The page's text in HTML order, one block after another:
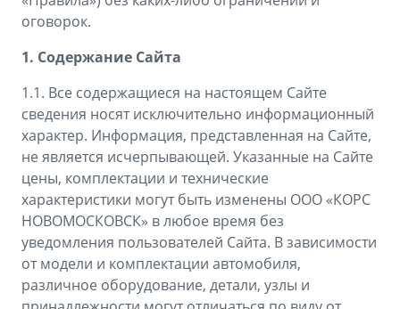
от 3 429 990 ₽* от 4 349 990 ₽*
PREFACE
от 3 079 990 ₽*
GEELY EX5
от 3 769 990 ₽*
Аксессуары
ФИНАНСЫ И УСЛУГИ
Автокредит
Расчет КАСКО
Страхование
GEELY Лизинг
Советы по эксплуатации
ПОДДЕРЖКА
Помощь на дорогах
Гарантия Geely
Сервисная книжка
Вопросы и ответы
оговорок.
1. Содержание Сайта
1.1. Все содержащиеся на настоящем Сайте
сведения носят исключительно информационный
характер. Информация, представленная на Сайте,
не является исчерпывающей. Указанные на Сайте
цены, комплектации и технические
характеристики могут быть изменены ООО «КОРС
НОВОМОСКОВСК» в любое время без
уведомления пользователей Сайта. В зависимости
от модели и комплектации автомобиля,
различное оборудование, детали, узлы и